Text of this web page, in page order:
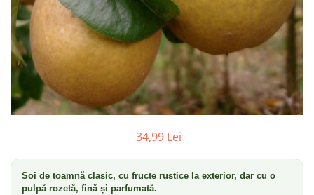
34,99 Lei
Soi de toamnă clasic, cu fructe rustice la exterior, dar cu o
pulpă rozetă, fină și parfumată.